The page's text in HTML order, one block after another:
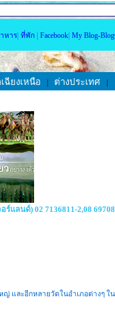
หาร| ที่พัก | Facebook| My Blog-
ฉียงเหนือ ต่างประเทศ
แลนด์) 02 7136811-2,08
และอีกหลายวัดในอำเภอต่างๆ ใน